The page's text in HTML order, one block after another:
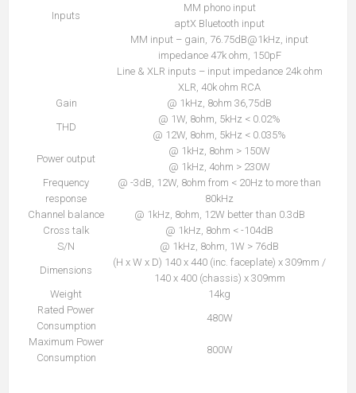
Inputs
MM phono input
aptX Bluetooth input
MM input – gain, 76.75dB@1kHz, input
impedance 47k ohm, 150pF
Line & XLR inputs – input impedance 24k ohm
XLR, 40k ohm RCA
Gain
@ 1kHz, 8ohm 36,75dB
THD
@ 1W, 8ohm, 5kHz < 0.02%
@ 12W, 8ohm, 5kHz < 0.035%
Power output
@ 1kHz, 8ohm > 150W
@ 1kHz, 4ohm > 230W
Frequency
response
@ -3dB, 12W, 8ohm from < 20Hz to more than
80kHz
Channel balance
@ 1kHz, 8ohm, 12W better than 0.3dB
Cross talk
@ 1kHz, 8ohm < -104dB
S/N
@ 1kHz, 8ohm, 1W > 76dB
Dimensions
(H x W x D) 140 x 440 (inc. faceplate) x 309mm /
140 x 400 (chassis) x 309mm
Weight
14kg
Rated Power
Consumption
480W
Maximum Power
Consumption
800W